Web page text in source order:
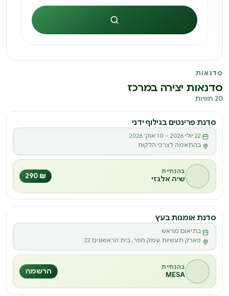
חיפוש
סדנאות
סדנאות יצירה במרכז
20 חוויות
סדנה
ס
סדנת פרינטים בגילוף ידני
22 יולי 2026 – 10 אוק׳ 2026
בהתאמה לצרכי הלקוח
בהנחיית
שיה אלגזי ₪ 290
סדנה
ס
סדנת אומנות בעץ
בתיאום מראש
פארק תעשיות עמק חפר, בית הראשונים 22
בהנחיית
MESA הרשמה